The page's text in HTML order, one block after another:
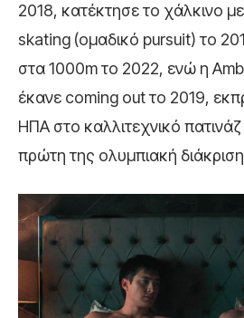
2018, κατέκτησε το χάλκινο
skating (ομαδικό pursuit) το
στα 1000m το 2022, ενώ η
έκανε coming out το 2019,
ΗΠΑ στο καλλιτεχνικό
πρώτη της ολυμπιακή